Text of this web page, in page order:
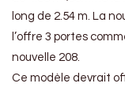
long de 2.54 m. La
l’offre 3 portes
nouvelle 208.
Ce modèle devrait